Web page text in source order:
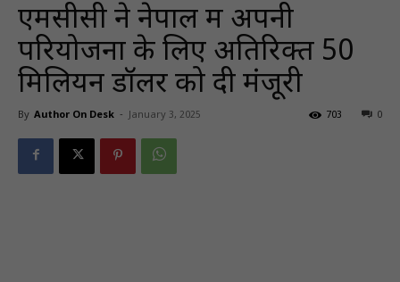
एमसीसी ने नेपाल में अपनी
परियोजना के लिए अतिरिक्त 50
मिलियन डॉलर को दी मंजूरी
By Author On Desk - January 3, 2025 0
703